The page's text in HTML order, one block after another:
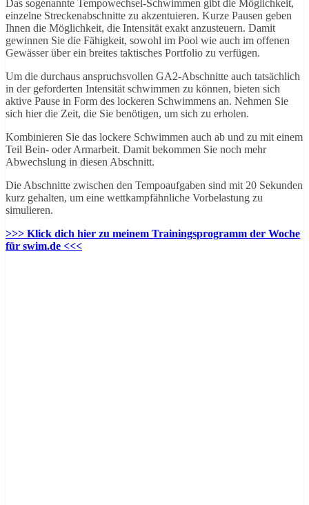
Das sogenannte Tempowechsel-Schwimmen gibt die Möglichkeit,
einzelne Streckenabschnitte zu akzentuieren. Kurze Pausen geben
Ihnen die Möglichkeit, die Intensität exakt anzusteuern. Damit
gewinnen Sie die Fähigkeit, sowohl im Pool wie auch im offenen
Gewässer über ein breites taktisches Portfolio zu verfügen.
Um die durchaus anspruchsvollen GA2-Abschnitte auch tatsächlich
in der geforderten Intensität schwimmen zu können, bieten sich
aktive Pause in Form des lockeren Schwimmens an. Nehmen Sie
sich hier die Zeit, die Sie benötigen, um sich zu erholen.
Kombinieren Sie das lockere Schwimmen auch ab und zu mit einem
Teil Bein- oder Armarbeit. Damit bekommen Sie noch mehr
Abwechslung in diesen Abschnitt.
Die Abschnitte zwischen den Tempoaufgaben sind mit 20 Sekunden
kurz gehalten, um eine wettkampfähnliche Vorbelastung zu
simulieren.
>>> Klick dich hier zu meinem Trainingsprogramm der Woche
für swim.de <<<